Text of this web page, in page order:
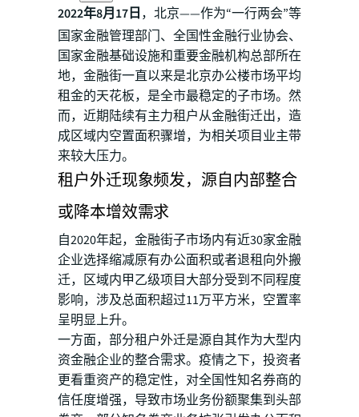
2022年8月17日 ，北京——作为“一行两会”等
国家金融管理部门、全国性金融行业协会、
国家金融基础设施和重要金融机构总部所在
地，金融街一直以来是北京办公楼市场平均
租金的天花板，是全市最稳定的子市场。然
而，近期陆续有主力租户从金融街迁出，造
成区域内空置面积骤增，为相关项目业主带
来较大压力。
租户外迁现象频发，源自内部整合
或降本增效需求
自2020年起，金融街子市场内有近30家金融
企业选择缩减原有办公面积或者退租向外搬
迁，区域内甲乙级项目大部分受到不同程度
影响，涉及总面积超过11万平方米，空置率
呈明显上升。
一方面，部分租户外迁是源自其作为大型内
资金融企业的整合需求。疫情之下，投资者
更看重资产的稳定性，对全国性知名券商的
信任度增强，导致市场业务份额聚集到头部